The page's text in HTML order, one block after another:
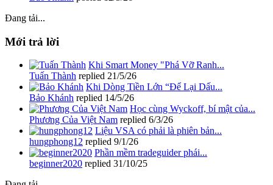
Đang tải...
Mới trả lời
Khi Smart Money "Phá Vỡ Ranh...
Tuấn Thành replied 21/5/26
Khi Dòng Tiền Lớn “Để Lại Dấu...
Bảo Khánh replied 14/5/26
Học cùng Wyckoff, bí mật của...
Phương Của Việt Nam replied 6/3/26
Liệu VSA có phải là phiên bản...
hungphong12 replied 9/1/26
Phần mềm tradeguider phái...
beginner2020 replied 31/10/25